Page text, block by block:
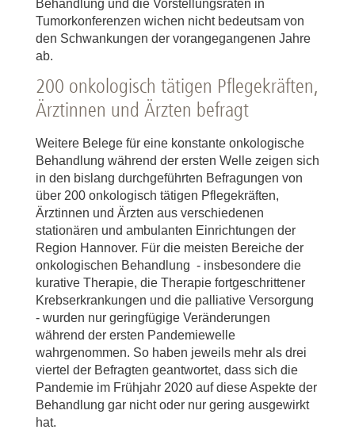
Behandlung und die Vorstellungsraten in
Tumorkonferenzen wichen nicht bedeutsam von
den Schwankungen der vorangegangenen Jahre
ab.
200 onkologisch tätigen Pflegekräften,
Ärztinnen und Ärzten befragt
Weitere Belege für eine konstante onkologische
Behandlung während der ersten Welle zeigen sich
in den bislang durchgeführten Befragungen von
über 200 onkologisch tätigen Pflegekräften,
Ärztinnen und Ärzten aus verschiedenen
stationären und ambulanten Einrichtungen der
Region Hannover. Für die meisten Bereiche der
onkologischen Behandlung - insbesondere die
kurative Therapie, die Therapie fortgeschrittener
Krebserkrankungen und die palliative Versorgung
- wurden nur geringfügige Veränderungen
während der ersten Pandemiewelle
wahrgenommen. So haben jeweils mehr als drei
viertel der Befragten geantwortet, dass sich die
Pandemie im Frühjahr 2020 auf diese Aspekte der
Behandlung gar nicht oder nur gering ausgewirkt
hat.